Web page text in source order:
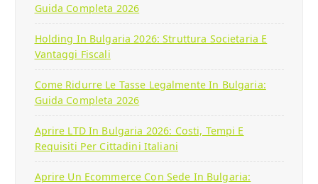
Guida Completa 2026
Holding In Bulgaria 2026: Struttura Societaria E
Vantaggi Fiscali
Come Ridurre Le Tasse Legalmente In Bulgaria:
Guida Completa 2026
Aprire LTD In Bulgaria 2026: Costi, Tempi E
Requisiti Per Cittadini Italiani
Aprire Un Ecommerce Con Sede In Bulgaria: